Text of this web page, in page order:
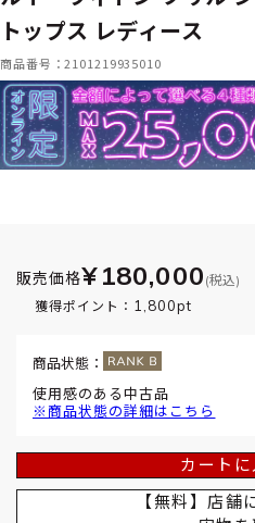
トップス レディース
商品番号：2101219935010
販売価格¥180,000 (税込)
獲得ポイント： 1,800pt
商品状態：
使用感のある中古品
※商品状態の詳細はこちら
カートに
【無料】店舗